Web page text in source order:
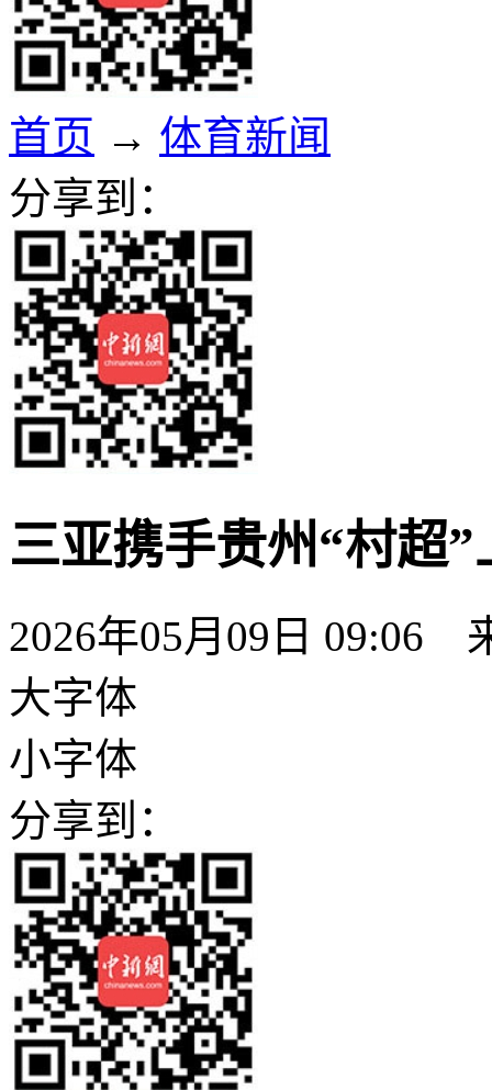
首页 → 体育新闻
分享到：
三亚携手贵州“村超
2026年05月09日 09:06
大字体
小字体
分享到：